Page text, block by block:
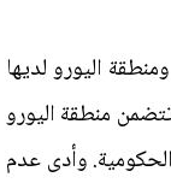
اليورو لديها
منطقة اليورو
وأدى عدم